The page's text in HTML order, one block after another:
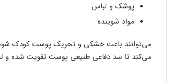
پوشک و لباس
مواد شوینده
می‌توانند باعث خشکی و تحریک پوست کودک شوند.
می‌کند تا سد دفاعی طبیعی پوست تقویت شده و